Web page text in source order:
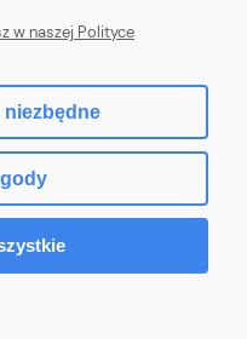
14; 66-400 Gorzów
35 12 13|zby-mal@wp.pl
Shoper.pl
w naszej Polityce